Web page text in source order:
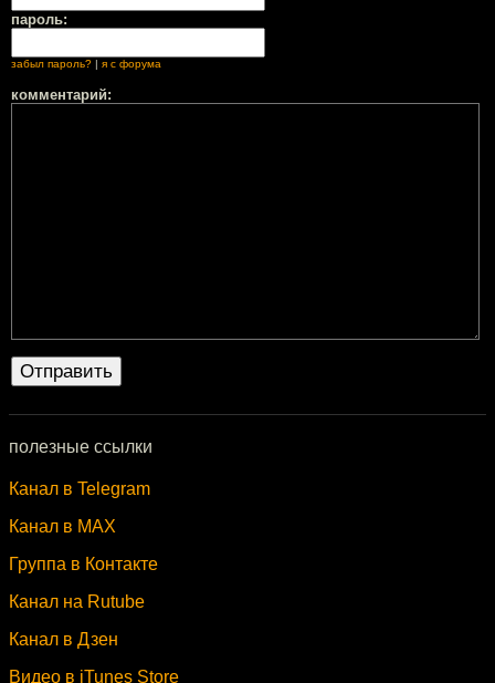
пароль:
забыл пароль? | я с форума
комментарий:
полезные ссылки
Канал в Telegram
Канал в MAX
Группа в Контакте
Канал на Rutube
Канал в Дзен
Видео в iTunes Store